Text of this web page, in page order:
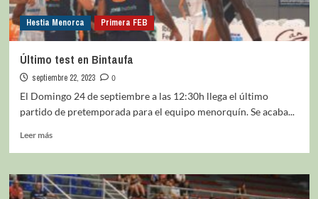
Hestia Menorca Primera FEB
Último test en Bintaufa
septiembre 22, 2023
0
El Domingo 24 de septiembre a las 12:30h llega el último
partido de pretemporada para el equipo menorquín. Se acaba...
Leer más